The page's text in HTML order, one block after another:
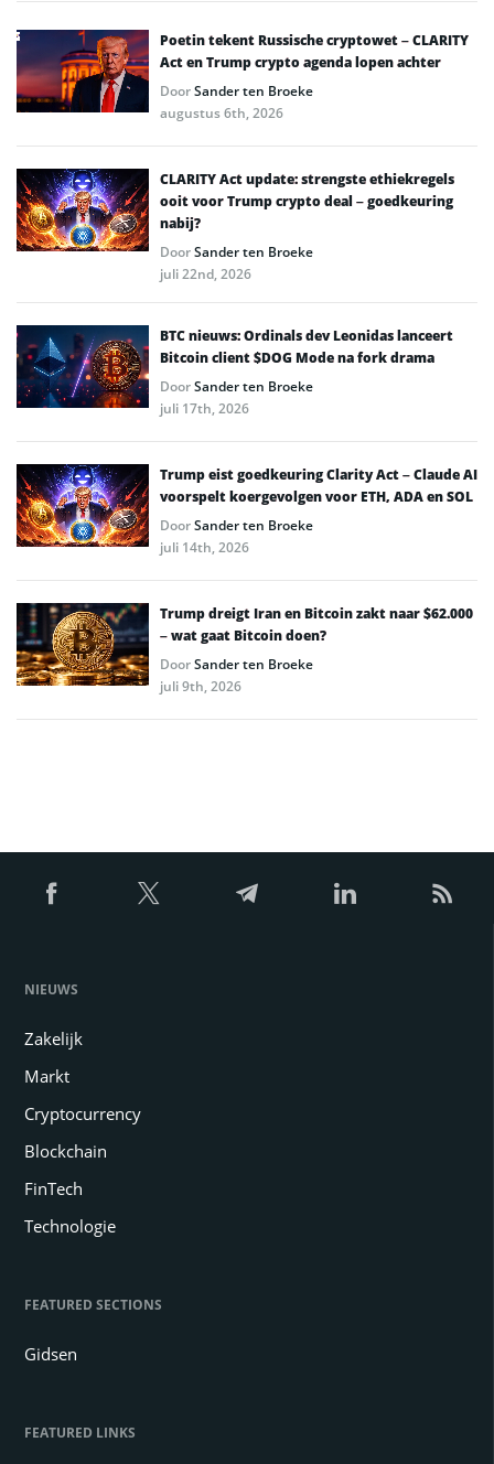
Poetin tekent Russische cryptowet – CLARITY
Act en Trump crypto agenda lopen achter
DoorSander ten Broeke
augustus 6th, 2026
CLARITY Act update: strengste ethiekregels
ooit voor Trump crypto deal – goedkeuring
nabij?
DoorSander ten Broeke
juli 22nd, 2026
BTC nieuws: Ordinals dev Leonidas lanceert
Bitcoin client $DOG Mode na fork drama
DoorSander ten Broeke
juli 17th, 2026
Trump eist goedkeuring Clarity Act – Claude AI
voorspelt koergevolgen voor ETH, ADA en SOL
DoorSander ten Broeke
juli 14th, 2026
Trump dreigt Iran en Bitcoin zakt naar $62.000
– wat gaat Bitcoin doen?
DoorSander ten Broeke
juli 9th, 2026
NIEUWS
Zakelijk
Markt
Cryptocurrency
Blockchain
FinTech
Technologie
FEATURED SECTIONS
Gidsen
FEATURED LINKS